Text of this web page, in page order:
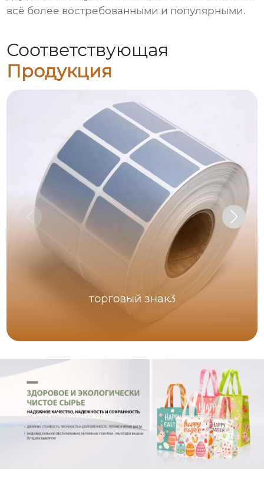
всё более востребованными и популярными.
Соответствующая
Продукция
торговый знак3